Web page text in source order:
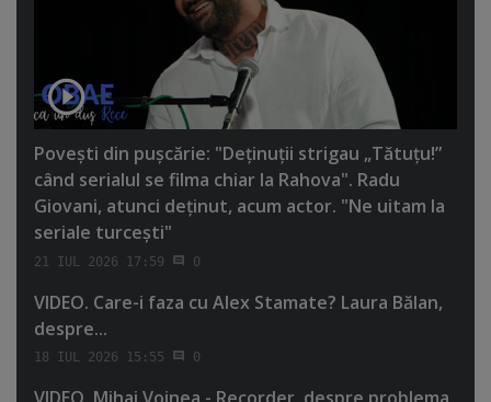
Poveşti din puşcărie: "Deţinuţii strigau „Tătuţu!”
când serialul se filma chiar la Rahova". Radu
Giovani, atunci deţinut, acum actor. "Ne uitam la
seriale turceşti"
21 IUL 2026 17:59 0
VIDEO. Care-i faza cu Alex Stamate? Laura Bălan,
despre...
18 IUL 2026 15:55 0